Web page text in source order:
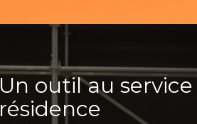
Un outil au
résidence